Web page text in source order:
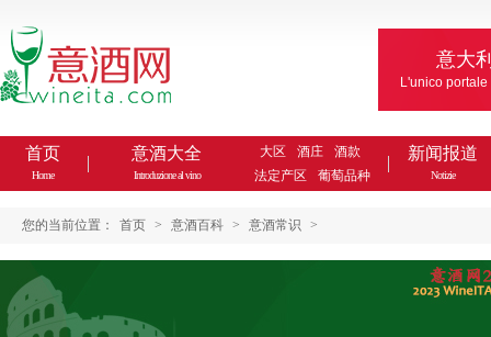
意大
L'unico
首页
Home
意酒大全
Introduzione al vino
大区 酒庄
酒款
法定产区
葡萄品种
新闻报道
Notizie
您的当前位置： 首页 > 意酒百科 > 意酒常识 >